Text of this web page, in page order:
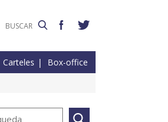
Carteles Box-office